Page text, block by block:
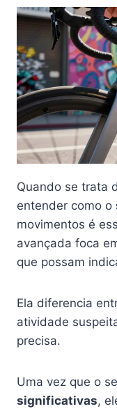
Quando se trata
entender como o
movimentos é
avançada foca
que possam
Ela diferencia
atividade
precisa.
Uma vez que o
significativas,